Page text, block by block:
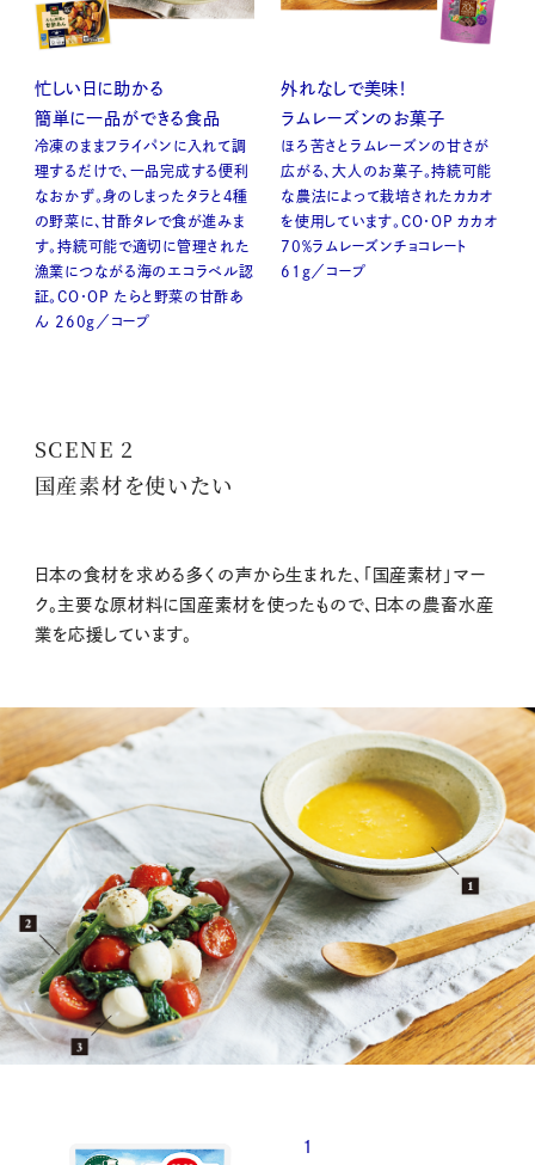
忙しい日に助かる
簡単に一品ができる食品
冷凍のままフライパンに入れて調
理するだけで、一品完成する便利
なおかず。身のしまったタラと4種
の野菜に、甘酢タレで食が進みま
す。持続可能で適切に管理された
漁業につながる海のエコラベル認
証。CO・OP たらと野菜の甘酢あ
ん 260g／コープ
外れなしで美味！
ラムレーズンのお菓子
ほろ苦さとラムレーズンの甘さが
広がる、大人のお菓子。持続可能
な農法によって栽培されたカカオ
を使用しています。CO・OP カカオ
70％ラムレーズンチョコレート
61g／コープ
SCENE 2
国産素材を使いたい
日本の食材を求める多くの声から生まれた、「国産素材」マー
ク。主要な原材料に国産素材を使ったもので、日本の農畜水産
業を応援しています。
1